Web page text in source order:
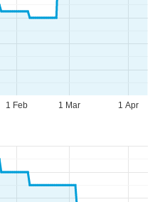
1 Feb 1 Mar 1 Apr